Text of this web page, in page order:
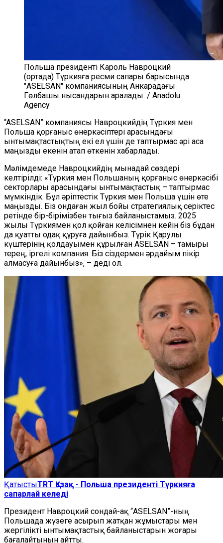
Польша президенті Кароль Навроцкий
(ортада) Түркияға ресми сапары барысында
"ASELSAN" компаниясының Анкарадағы
Гөлбашы нысандарын аралады. / Anadolu
Agency
“ASELSAN” компаниясы Навроцкийдің Түркия мен
Польша қорғаныс өнеркәсіптері арасындағы
ынтымақтастықтың екі ел үшін де таптырмас әрі аса
маңызды екенін атап өткенін хабарлады.
Мәлімдемеде Навроцкийдің мынадай сөздері
келтірілді: «Түркия мен Польшаның қорғаныс өнеркәсібі
секторлары арасындағы ынтымақтастық – таптырмас
мүмкіндік. Бұл әріптестік Түркия мен Польша үшін өте
маңызды. Біз ондаған жыл бойы стратегиялық серіктес
ретінде бір-бірімізбен тығыз байланыстамыз. 2025
жылы Түркиямен қол қойған келісімнен кейін біз бұдан
да қуатты одақ құруға дайынбыз. Түрік Қарулы
күштерінің қолдауымен құрылған ASELSAN – тамыры
терең, іргелі компания. Біз сіздермен әрдайым пікір
алмасуға дайынбыз», – деді ол.
ҚатыстыTRT Қазақ - Польша президенті Түркияға
сапарлай келеді
Президент Навроцкий сондай-ақ “ASELSAN”-ның
Польшада жүзеге асырып жатқан жұмыстары мен
жергілікті ынтымақтастық байланыстарын жоғары
бағалайтынын айтты.